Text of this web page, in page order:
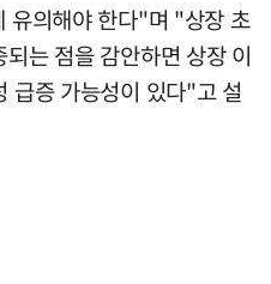
유의해야 한다"며 "상장 초
는 점을 감안하면 상장 이
급증 가능성이 있다"고 설